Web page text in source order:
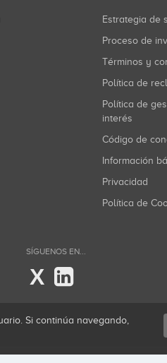
Estrategia
Proceso de
Términos y
Política de
Política de gestión de conflictos de
interés
Código de
Información
Privacidad
Política de
SÍGUENOS EN...
X
Si continúa navegando,